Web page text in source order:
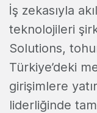
İş zekasıyla
teknolojileri
Solutions,
Türkiye’deki
girişimlere
liderliğinde